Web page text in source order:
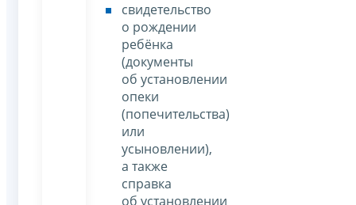
свидетельство
о рождении
ребёнка
(документы
об установлении
опеки
(попечительства)
или
усыновлении),
а также
справка
об установлении